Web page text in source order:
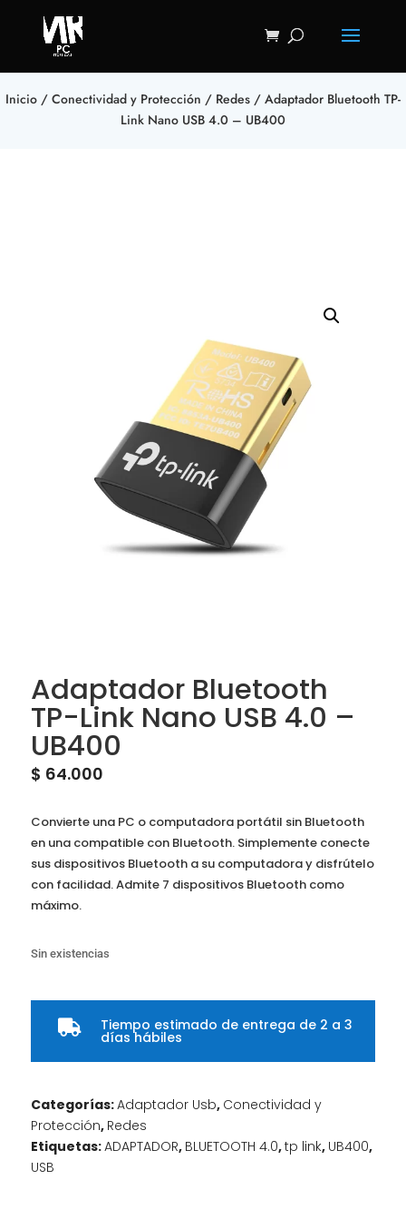
Inicio / Conectividad y Protección / Redes / Adaptador Bluetooth TP-
Link Nano USB 4.0 – UB400
Adaptador Bluetooth
TP-Link Nano USB 4.0 –
UB400
$ 64.000
Convierte una PC o computadora portátil sin Bluetooth
en una compatible con Bluetooth. Simplemente conecte
sus dispositivos Bluetooth a su computadora y disfrútelo
con facilidad. Admite 7 dispositivos Bluetooth como
máximo.
Sin existencias
 Tiempo estimado de entrega de 2 a 3
días hábiles
Categorías:Adaptador Usb, Conectividad y
Protección, Redes
Etiquetas:ADAPTADOR, BLUETOOTH 4.0,tp link, UB400,
USB